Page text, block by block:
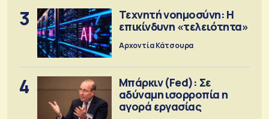
3
Τεχνητή νοημοσύνη: Η
επικίνδυνη «τελειότητα»
Αρχοντία Κάτσουρα
4
Μπάρκιν (Fed): Σε
αδύναμη ισορροπία η
αγορά εργασίας